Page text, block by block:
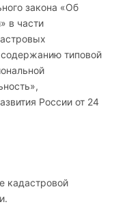
закона «Об
в части
типовой
России от 24
кадастровой